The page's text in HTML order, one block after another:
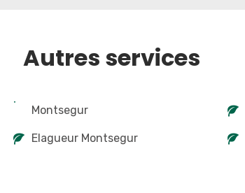
Autres services
Montsegur
Elagueur Montsegur